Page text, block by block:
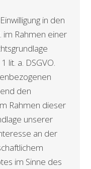
in den
im Rahmen einer
lit. a. DSGVO.
den
Rahmen dieser
unserer
an der
im Sinne des